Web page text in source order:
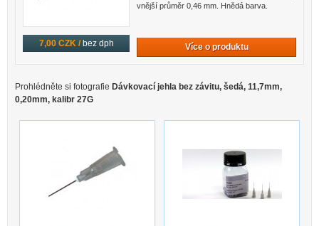
7,00 CZK / bez dph
vnější průměr 0,46 mm. Hnědá barva.
Více o produktu
Prohlédněte si fotografie Dávkovací jehla bez závitu, šedá, 11,7mm,
0,20mm, kalibr 27G